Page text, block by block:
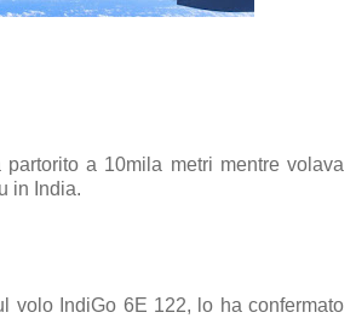
a 10mila metri mentre volava
in India.
volo IndiGo 6E 122, lo ha confermato